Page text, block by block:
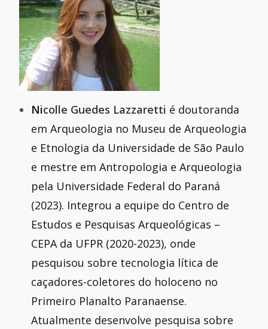
Nicolle Guedes Lazzaretti é doutoranda
em Arqueologia no Museu de Arqueologia
e Etnologia da Universidade de São Paulo
e mestre em Antropologia e Arqueologia
pela Universidade Federal do Paraná
(2023). Integrou a equipe do Centro de
Estudos e Pesquisas Arqueológicas –
CEPA da UFPR (2020-2023), onde
pesquisou sobre tecnologia lítica de
caçadores-coletores do holoceno no
Primeiro Planalto Paranaense.
Atualmente desenvolve pesquisa sobre